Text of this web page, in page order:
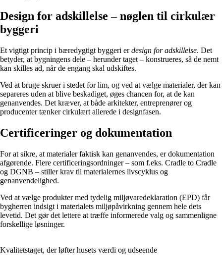
Design for adskillelse – nøglen til cirkulær
byggeri
Et vigtigt princip i bæredygtigt byggeri erdesign for adskillelse. Det
betyder, at bygningens dele – herunder taget – konstrueres, så de nemt
kan skilles ad, når de engang skal udskiftes.
Ved at bruge skruer i stedet for lim, og ved at vælge materialer, der kan
separeres uden at blive beskadiget, øges chancen for, at de kan
genanvendes. Det kræver, at både arkitekter, entreprenører og
producenter tænker cirkulært allerede i designfasen.
Certificeringer og dokumentation
For at sikre, at materialer faktisk kan genanvendes, er dokumentation
afgørende. Flere certificeringsordninger – som f.eks. Cradle to Cradle
og DGNB – stiller krav til materialernes livscyklus og
genanvendelighed.
Ved at vælge produkter med tydelig miljøvaredeklaration (EPD) får
bygherren indsigt i materialets miljøpåvirkning gennem hele dets
levetid. Det gør det lettere at træffe informerede valg og sammenligne
forskellige løsninger.
Kvalitetstaget, der løfter husets værdi og udseende